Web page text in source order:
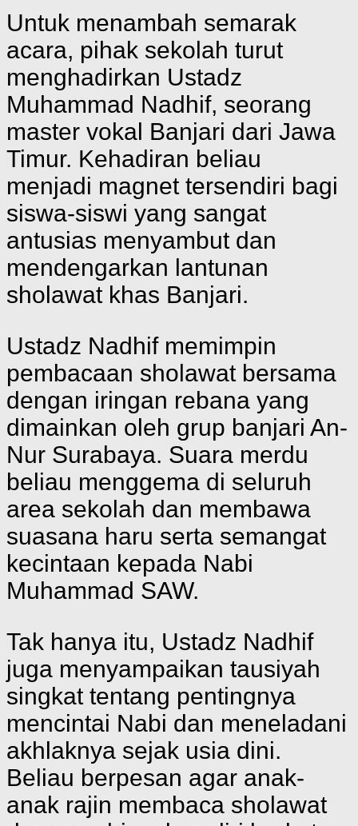
Untuk menambah semarak
acara, pihak sekolah turut
menghadirkan Ustadz
Muhammad Nadhif, seorang
master vokal Banjari dari Jawa
Timur. Kehadiran beliau
menjadi magnet tersendiri bagi
siswa-siswi yang sangat
antusias menyambut dan
mendengarkan lantunan
sholawat khas Banjari.
Ustadz Nadhif memimpin
pembacaan sholawat bersama
dengan iringan rebana yang
dimainkan oleh grup banjari An-
Nur Surabaya. Suara merdu
beliau menggema di seluruh
area sekolah dan membawa
suasana haru serta semangat
kecintaan kepada Nabi
Muhammad SAW.
Tak hanya itu, Ustadz Nadhif
juga menyampaikan tausiyah
singkat tentang pentingnya
mencintai Nabi dan meneladani
akhlaknya sejak usia dini.
Beliau berpesan agar anak-
anak rajin membaca sholawat